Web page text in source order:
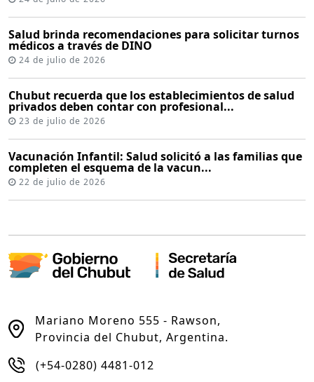
Salud brinda recomendaciones para solicitar turnos
médicos a través de DINO
24 de julio de 2026
Chubut recuerda que los establecimientos de salud
privados deben contar con profesional...
23 de julio de 2026
Vacunación Infantil: Salud solicitó a las familias que
completen el esquema de la vacun...
22 de julio de 2026
Mariano Moreno 555 - Rawson,
Provincia del Chubut, Argentina.
(+54-0280) 4481-012